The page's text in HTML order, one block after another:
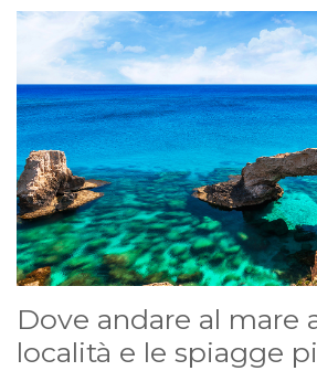
Dove andare al mare
località e le spiagge